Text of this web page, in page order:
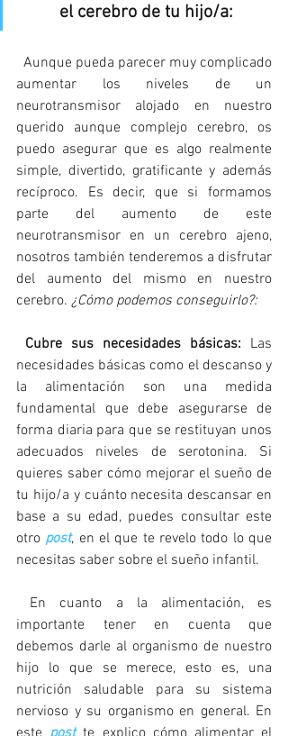
el cerebro de tu hijo/a:
Aunque pueda parecer muy complicado
aumentar los niveles de un
neurotransmisor alojado en nuestro
querido aunque complejo cerebro, os
puedo asegurar que es algo realmente
simple, divertido, gratificante y además
recíproco. Es decir, que si formamos
parte del aumento de este
neurotransmisor en un cerebro ajeno,
nosotros también tenderemos a disfrutar
del aumento del mismo en nuestro
cerebro. ¿Cómo podemos conseguirlo?:
Cubre sus necesidades básicas: Las
necesidades básicas como el descanso y
la alimentación son una medida
fundamental que debe asegurarse de
forma diaria para que se restituyan unos
adecuados niveles de serotonina. Si
quieres saber cómo mejorar el sueño de
tu hijo/a y cuánto necesita descansar en
base a su edad, puedes consultar este
otro post, en el que te revelo todo lo que
necesitas saber sobre el sueño infantil.
importante tener en cuenta que
debemos darle al organismo de nuestro
hijo lo que se merece, esto es, una
nutrición saludable para su sistema
nervioso y su organismo en general. En